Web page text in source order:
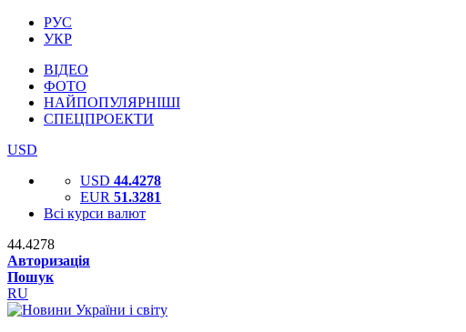
РУС
УКР
ВІДЕО
ФОТО
НАЙПОПУЛЯРНІШІ
СПЕЦПРОЕКТИ
USD
USD 44.4278
EUR 51.3281
Всі курси валют
44.4278
Авторизація
Пошук
RU